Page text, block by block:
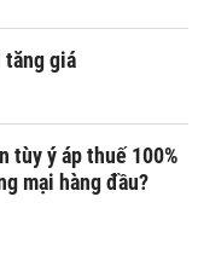
tăng giá
tùy ý áp thuế 100%
mại hàng đầu?